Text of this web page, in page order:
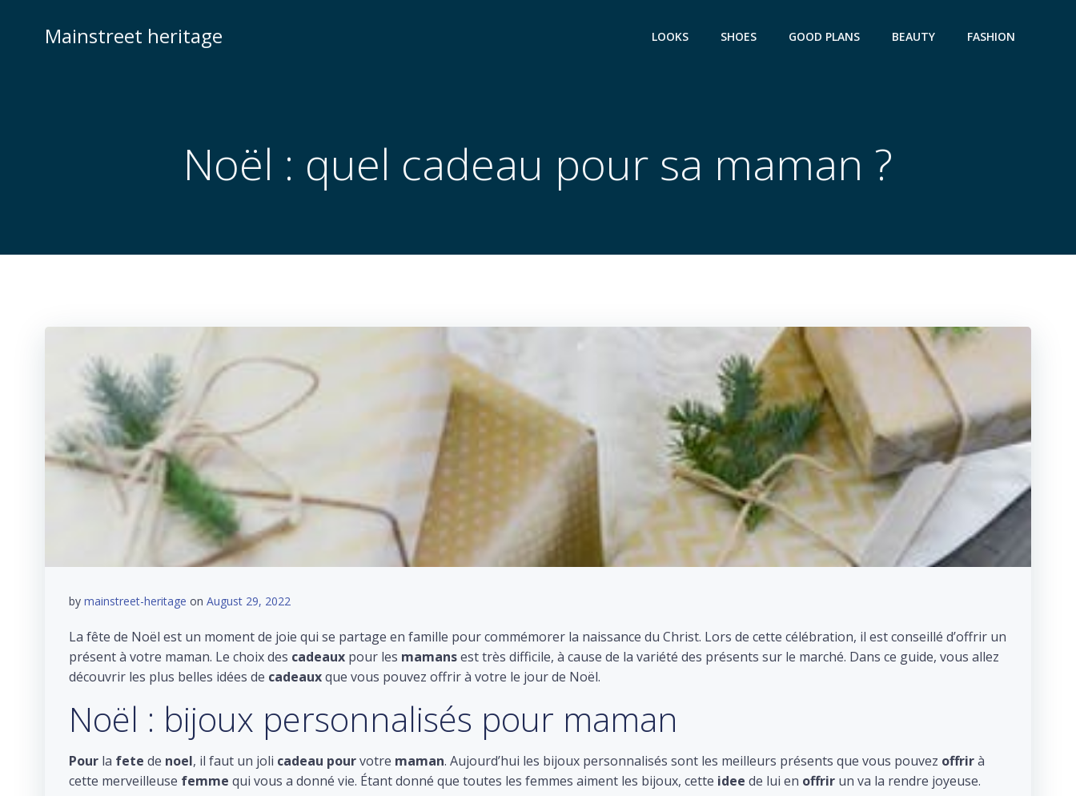
Mainstreet heritage LOOKS SHOES GOOD PLANS BEAUTY FASHION
Noël : quel cadeau pour sa maman ?
by mainstreet-heritage on August 29, 2022
La fête de Noël est un moment de joie qui se partage en famille pour commémorer la naissance du Christ. Lors de cette célébration, il est conseillé d’offrir un
présent à votre maman. Le choix des cadeaux pour les mamansest très difficile, à cause de la variété des présents sur le marché. Dans ce guide, vous allez
découvrir les plus belles idées de cadeauxque vous pouvez offrir à votre le jour de Noël.
Noël : bijoux personnalisés pour maman
Pour la fete de noel, il faut un joli cadeau pourvotre maman. Aujourd’hui les bijoux personnalisés sont les meilleurs présents que vous pouvez offrirà
cette merveilleuse femme qui vous a donné vie. Étant donné que toutes les femmes aiment les bijoux, cette idee de lui en offrir un va la rendre joyeuse.